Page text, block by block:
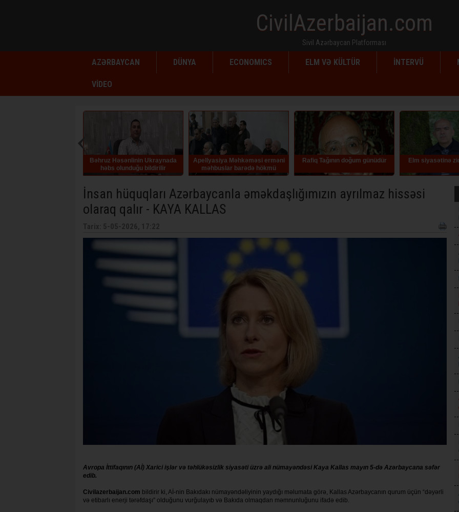
CivilAzerbaijan.com
Sivil Azərbaycan Platforması
AZƏRBAYCAN DÜNYA ECONOMICS ELM VƏ KÜLTÜR İNTERVÜ
VİDEO
Bəhruz Həsənlinin Ukraynada
həbs olunduğu bildirilir
Apellyasiya Məhkəməsi erməni
məhbuslar barədə hökmü
qüvvədə saxlayıb
Rafiq Tağının doğum günüdür Elm siyasətinə
İnsan hüquqları Azərbaycanla əməkdaşlığımızın ayrılmaz hissəsi
olaraq qalır - KAYA KALLAS
Avropa İttifaqının (Aİ) Xarici işlər və təhlükəsizlik siyasəti üzrə ali nümayəndəsi Kaya Kallas mayın 5-də Azərbaycana səfər
edib.
Civilazerbaijan.com bildirir ki, Aİ-nin Bakıdakı nümayəndəliyinin yaydığı məlumata görə, Kallas Azərbaycanın qurum üçün “dəyərli
və etibarlı enerji tərəfdaşı” olduğunu vurğulayıb və Bakıda olmaqdan məmnunluğunu ifadə edib.